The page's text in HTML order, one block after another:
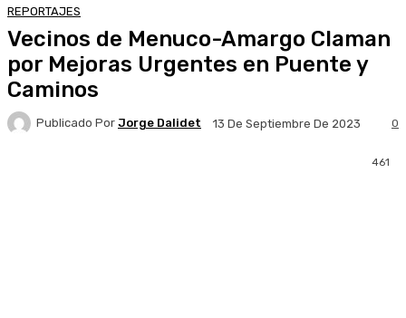
REPORTAJES
Vecinos de Menuco-Amargo Claman
por Mejoras Urgentes en Puente y
Caminos
Publicado Por Jorge Dalidet 13 De Septiembre De 2023 0
461